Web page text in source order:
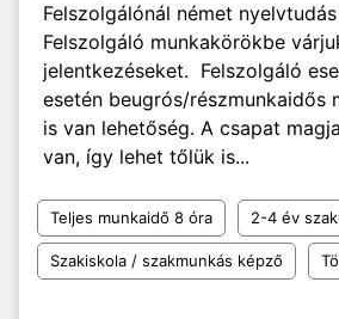
Felszolgálónál német
Felszolgáló munkakörökbe
jelentkezéseket. Felszolgáló
esetén beugrós/részmunkaidős
is van lehetőség. A csapat
van, így lehet tőlük is...
Teljes munkaidő 8 óra 2-4 év
Szakiskola / szakmunkás képző